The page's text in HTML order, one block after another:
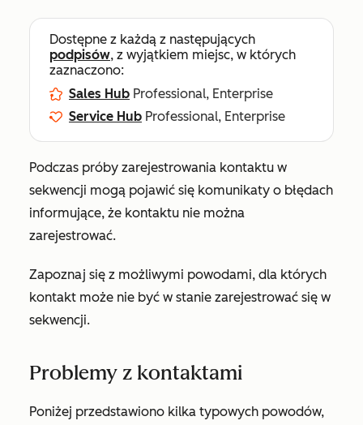
Dostępne z każdą z następujących
podpisów, z wyjątkiem miejsc, w których
zaznaczono:
Sales Hub Professional, Enterprise
Service Hub Professional, Enterprise
Podczas próby zarejestrowania kontaktu w
sekwencji mogą pojawić się komunikaty o błędach
informujące, że kontaktu nie można
zarejestrować.
Zapoznaj się z możliwymi powodami, dla których
kontakt może nie być w stanie zarejestrować się w
sekwencji.
Problemy z kontaktami
Poniżej przedstawiono kilka typowych powodów,